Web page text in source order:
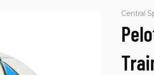
Central